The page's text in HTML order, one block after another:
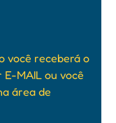
você receberá o
MAIL ou você
área de